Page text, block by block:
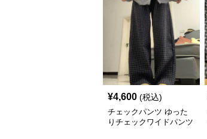
¥4,600 (税込)
チェックパンツ ゆった
りチェックワイドパンツ